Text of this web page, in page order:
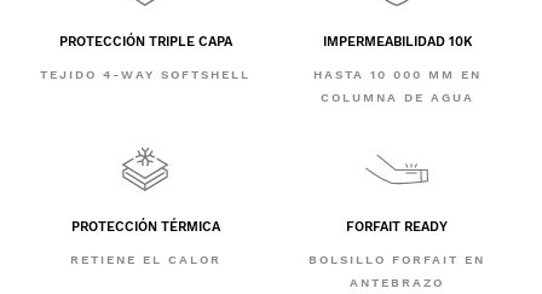
PROTECCIÓN TRIPLE CAPA
TEJIDO 4-WAY SOFTSHELL
IMPERMEABILIDAD 10K
HASTA 10 000 MM EN
COLUMNA DE AGUA
PROTECCIÓN TÉRMICA
RETIENE EL CALOR
FORFAIT READY
BOLSILLO FORFAIT EN
ANTEBRAZO